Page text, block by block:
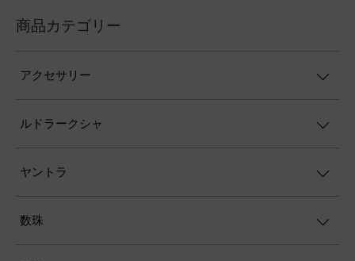
商品カテゴリー
アクセサリー
ルドラークシャ
ヤントラ
数珠